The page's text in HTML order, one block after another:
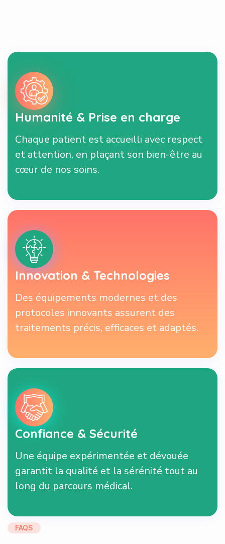
Humanité & Prise en charge
Chaque patient est accueilli avec respect
et attention, en plaçant son bien-être au
cœur de nos soins.
Innovation & Technologies
Des équipements modernes et des
protocoles innovants assurent des
traitements précis, efficaces et adaptés.
Confiance & Sécurité
Une équipe expérimentée et dévouée
garantit la qualité et la sérénité tout au
long du parcours médical.
FAQS